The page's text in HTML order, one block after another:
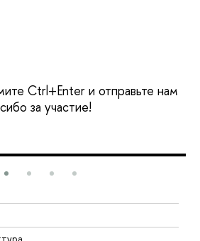
Ctrl+Enter и отправьте нам
за участие!